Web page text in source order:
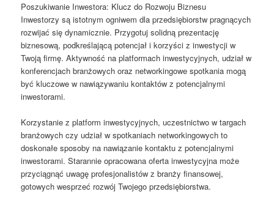
Poszukiwanie Inwestora: Klucz do Rozwoju Biznesu
Inwestorzy są istotnym ogniwem dla przedsiębiorstw pragnących
rozwijać się dynamicznie. Przygotuj solidną prezentację
biznesową, podkreślającą potencjał i korzyści z inwestycji w
Twoją firmę. Aktywność na platformach inwestycyjnych, udział w
konferencjach branżowych oraz networkingowe spotkania mogą
być kluczowe w nawiązywaniu kontaktów z potencjalnymi
inwestorami.
Korzystanie z platform inwestycyjnych, uczestnictwo w targach
branżowych czy udział w spotkaniach networkingowych to
doskonałe sposoby na nawiązanie kontaktu z potencjalnymi
inwestorami. Starannie opracowana oferta inwestycyjna może
przyciągnąć uwagę profesjonalistów z branży finansowej,
gotowych wesprzeć rozwój Twojego przedsiębiorstwa.